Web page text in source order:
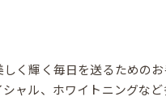
く輝く毎日を送るための
ャル、ホワイトニングな